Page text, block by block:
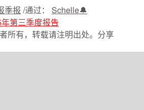
季报 /通过： Schelle🔔
第三季度报告
所有，转载请注明出处。 分享